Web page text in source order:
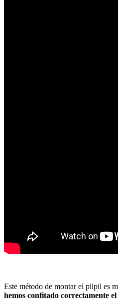
Este método de montar el pilpil es
hemos confitado correctamente